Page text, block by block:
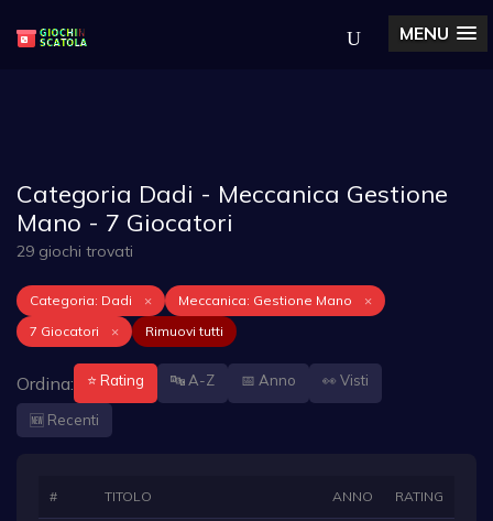
MENU
Categoria Dadi - Meccanica Gestione
Mano - 7 Giocatori
29 giochi trovati
Categoria: Dadi × Meccanica: Gestione Mano
×
7 Giocatori
× Rimuovi tutti
Ordina: ⭐ Rating 🔤 A-Z 📅 Anno 👀 Visti
🆕 Recenti
# TITOLO ANNO RATING